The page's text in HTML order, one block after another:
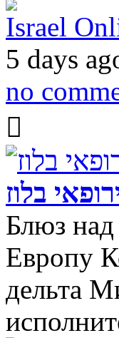
Israel
5 days
no
בלוז
Блюз
Европу
дельта